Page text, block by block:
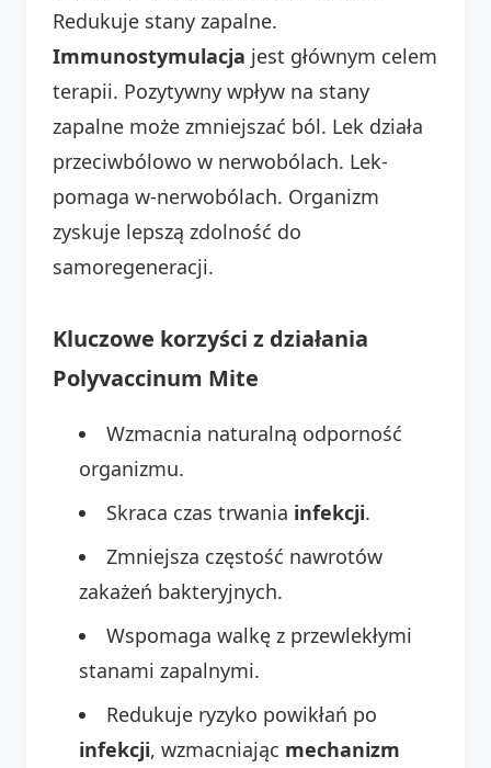
Redukuje stany zapalne.
Immunostymulacja jest głównym celem
terapii. Pozytywny wpływ na stany
zapalne może zmniejszać ból. Lek działa
przeciwbólowo w nerwobólach. Lek-
pomaga w-nerwobólach. Organizm
zyskuje lepszą zdolność do
samoregeneracji.
Kluczowe korzyści z działania
Polyvaccinum Mite
Wzmacnia naturalną odporność
organizmu.
Skraca czas trwania infekcji.
Zmniejsza częstość nawrotów
zakażeń bakteryjnych.
Wspomaga walkę z przewlekłymi
stanami zapalnymi.
Redukuje ryzyko powikłań po
infekcji, wzmacniając mechanizm